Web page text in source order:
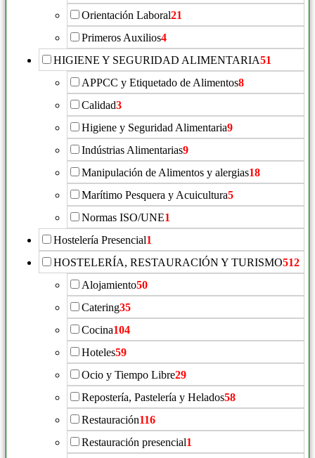
Orientación Laboral21
Primeros Auxilios4
HIGIENE Y SEGURIDAD ALIMENTARIA51
APPCC y Etiquetado de Alimentos8
Calidad3
Higiene y Seguridad Alimentaria9
Indústrias Alimentarias9
Manipulación de Alimentos y alergias18
Marítimo Pesquera y Acuicultura5
Normas ISO/UNE1
Hostelería Presencial1
HOSTELERÍA, RESTAURACIÓN Y TURISMO512
Alojamiento50
Catering35
Cocina104
Hoteles59
Ocio y Tiempo Libre29
Repostería, Pastelería y Helados58
Restauración116
Restauración presencial1